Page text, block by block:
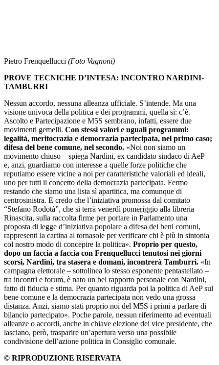
Pietro Frenquellucci (Foto Vagnoni)
PROVE TECNICHE D’INTESA: INCONTRO NARDINI-
TAMBURRI
Nessun accordo, nessuna alleanza ufficiale. S’intende. Ma una
visione univoca della politica e dei programmi, quella sì: c’è.
Ascolto e Partecipazione e M5S sembrano, infatti, essere due
movimenti gemelli. Con stessi valori e uguali programmi:
legalità, meritocrazia e democrazia partecipata, nel primo caso;
difesa del bene comune, nel secondo. «Noi non siamo un
movimento chiuso – spiega Nardini, ex candidato sindaco di AeP –
e, anzi, guardiamo con interesse a quelle forze politiche che
reputiamo essere vicine a noi per caratteristiche valoriali ed ideali,
uno per tutti il concetto della democrazia partecipata. Fermo
restando che siamo una lista sì apartitica, ma comunque di
centrosinistra. E credo che l’iniziativa promossa dal comitato
“Stefano Rodotà”, che si terrà venerdì pomeriggio alla libreria
Rinascita, sulla raccolta firme per portare in Parlamento una
proposta di legge d’iniziativa popolare a difesa dei beni comuni,
rappresenti la cartina al tornasole per verificare chi è più in sintonia
col nostro modo di concepire la politica». Proprio per questo,
dopo un faccia a faccia con Frenquellucci tenutosi nei giorni
scorsi, Nardini, tra stasera e domani, incontrerà Tamburri. «In
campagna elettorale – sottolinea lo stesso esponente pentastellato –
tra incontri e forum, è nato un bel rapporto personale con Nardini,
fatto di fiducia e stima. Per quanto riguarda poi la politica di AeP sul
bene comune e la democrazia partecipata non vedo una grossa
distanza. Anzi, siamo stati proprio noi del M5S i primi a parlare di
bilancio partecipato». Poche parole, nessun riferimento ad eventuali
alleanze o accordi, anche in chiave elezione del vice presidente, che
lasciano, però, trasparire un’apertura verso una possibile
condivisione dell’azione politica in Consiglio comunale.
© RIPRODUZIONE RISERVATA